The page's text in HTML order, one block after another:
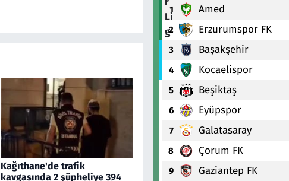
Kağıthane'de trafik
kavgasında 2 şüpheliye 394
1 Amed
2 Erzurumspor FK
3 Başakşehir
4 Kocaelispor
5 Beşiktaş
6 Eyüpspor
7 Galatasaray
8 Çorum FK
9 Gaziantep FK